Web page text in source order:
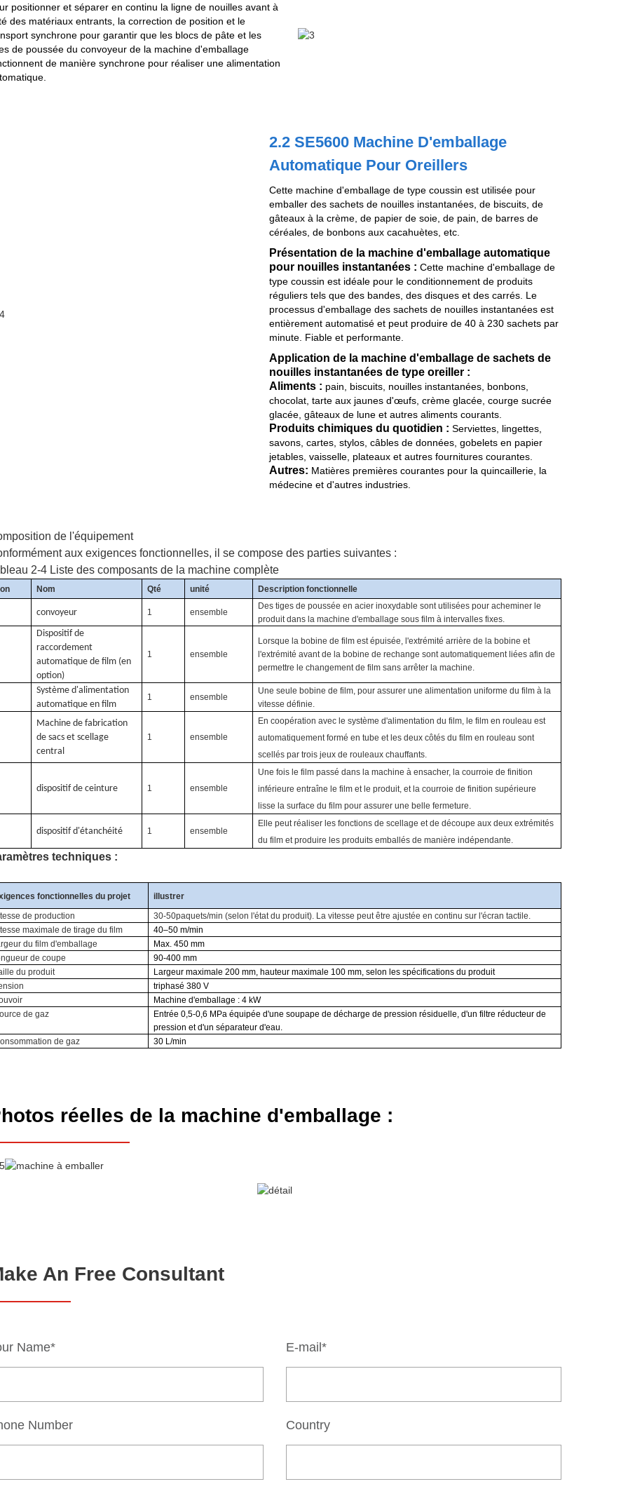
positionner et séparer en continu la ligne de nouilles avant à
des matériaux entrants, la correction de position et le
synchrone pour garantir que les blocs de pâte et les
de poussée du convoyeur de la machine d'emballage
de manière synchrone pour réaliser une alimentation
2.2 SE5600 Machine D'emballage
Automatique Pour Oreillers
Cette machine d'emballage de type coussin est utilisée pour
emballer des sachets de nouilles instantanées, de biscuits, de
gâteaux à la crème, de papier de soie, de pain, de barres de
céréales, de bonbons aux cacahuètes, etc.
Présentation de la machine d'emballage automatique
pour nouilles instantanées : Cette machine d'emballage de
type coussin est idéale pour le conditionnement de produits
réguliers tels que des bandes, des disques et des carrés. Le
processus d'emballage des sachets de nouilles instantanées est
entièrement automatisé et peut produire de 40 à 230 sachets par
minute. Fiable et performante.
Application de la machine d'emballage de sachets de
nouilles instantanées de type oreiller :
Aliments : pain, biscuits, nouilles instantanées, bonbons,
chocolat, tarte aux jaunes d'œufs, crème glacée, courge sucrée
glacée, gâteaux de lune et autres aliments courants.
Produits chimiques du quotidien : Serviettes, lingettes,
savons, cartes, stylos, câbles de données, gobelets en papier
jetables, vaisselle, plateaux et autres fournitures courantes.
Autres: Matières premières courantes pour la quincaillerie, la
médecine et d'autres industries.
de l'équipement
aux exigences fonctionnelles, il se compose des parties suivantes :
2-4 Liste des composants de la machine complète
Nom Qté unité Description fonctionnelle
convoyeur 1 ensemble
Des tiges de poussée en acier inoxydable sont utilisées pour acheminer le
produit dans la machine d'emballage sous film à intervalles fixes.
Dispositif de
raccordement
automatique de film (en
option)
1 ensemble
Lorsque la bobine de film est épuisée, l'extrémité arrière de la bobine et
l'extrémité avant de la bobine de rechange sont automatiquement liées afin de
permettre le changement de film sans arrêter la machine.
Système d'alimentation
automatique en film
1 ensemble
Une seule bobine de film, pour assurer une alimentation uniforme du film à la
vitesse définie.
Machine de fabrication
de sacs et scellage
central
1 ensemble
En coopération avec le système d'alimentation du film, le film en rouleau est
automatiquement formé en tube et les deux côtés du film en rouleau sont
scellés par trois jeux de rouleaux chauffants.
dispositif de ceinture 1 ensemble
Une fois le film passé dans la machine à ensacher, la courroie de finition
inférieure entraîne le film et le produit, et la courroie de finition supérieure
lisse la surface du film pour assurer une belle fermeture.
dispositif d'étanchéité 1 ensemble
Elle peut réaliser les fonctions de scellage et de découpe aux deux extrémités
du film et produire les produits emballés de manière indépendante.
techniques :
fonctionnelles du projet
illustrer
de production
30-50paquets/min (selon l'état du produit). La vitesse peut être ajustée en continu sur l'écran tactile.
maximale de tirage du film
40–50 m/min
du film d'emballage
Max. 450 mm
de coupe
90-400 mm
du produit
Largeur maximale 200 mm, hauteur maximale 100 mm, selon les spécifications du produit
triphasé 380 V
Machine d'emballage : 4 kW
de gaz
Entrée 0,5-0,6 MPa équipée d'une soupape de décharge de pression résiduelle, d'un filtre réducteur de
pression et d'un séparateur d'eau.
de gaz
30 L/min
réelles de la machine d'emballage :
An Free Consultant
Name* E-mail*
Number Country